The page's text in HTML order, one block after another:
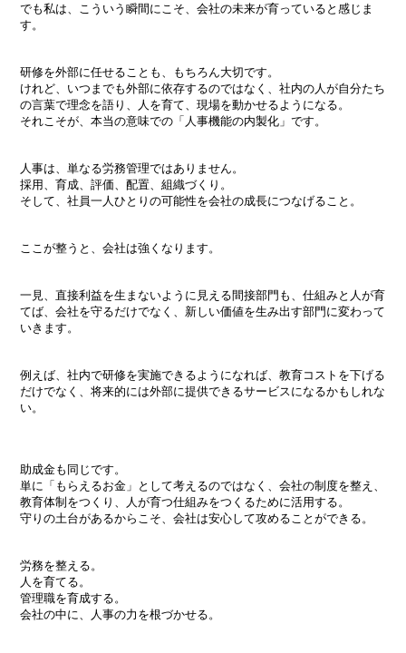
でも私は、こういう瞬間にこそ、会社の未来が育っていると感じま
す。
研修を外部に任せることも、もちろん大切です。
けれど、いつまでも外部に依存するのではなく、社内の人が自分たち
の言葉で理念を語り、人を育て、現場を動かせるようになる。
それこそが、本当の意味での「人事機能の内製化」です。
人事は、単なる労務管理ではありません。
採用、育成、評価、配置、組織づくり。
そして、社員一人ひとりの可能性を会社の成長につなげること。
ここが整うと、会社は強くなります。
一見、直接利益を生まないように見える間接部門も、仕組みと人が育
てば、会社を守るだけでなく、新しい価値を生み出す部門に変わって
いきます。
例えば、社内で研修を実施できるようになれば、教育コストを下げる
だけでなく、将来的には外部に提供できるサービスになるかもしれな
い。
助成金も同じです。
単に「もらえるお金」として考えるのではなく、会社の制度を整え、
教育体制をつくり、人が育つ仕組みをつくるために活用する。
守りの土台があるからこそ、会社は安心して攻めることができる。
労務を整える。
人を育てる。
管理職を育成する。
会社の中に、人事の力を根づかせる。